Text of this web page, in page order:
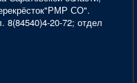
СО".
8(84540)4-20-72; отдел